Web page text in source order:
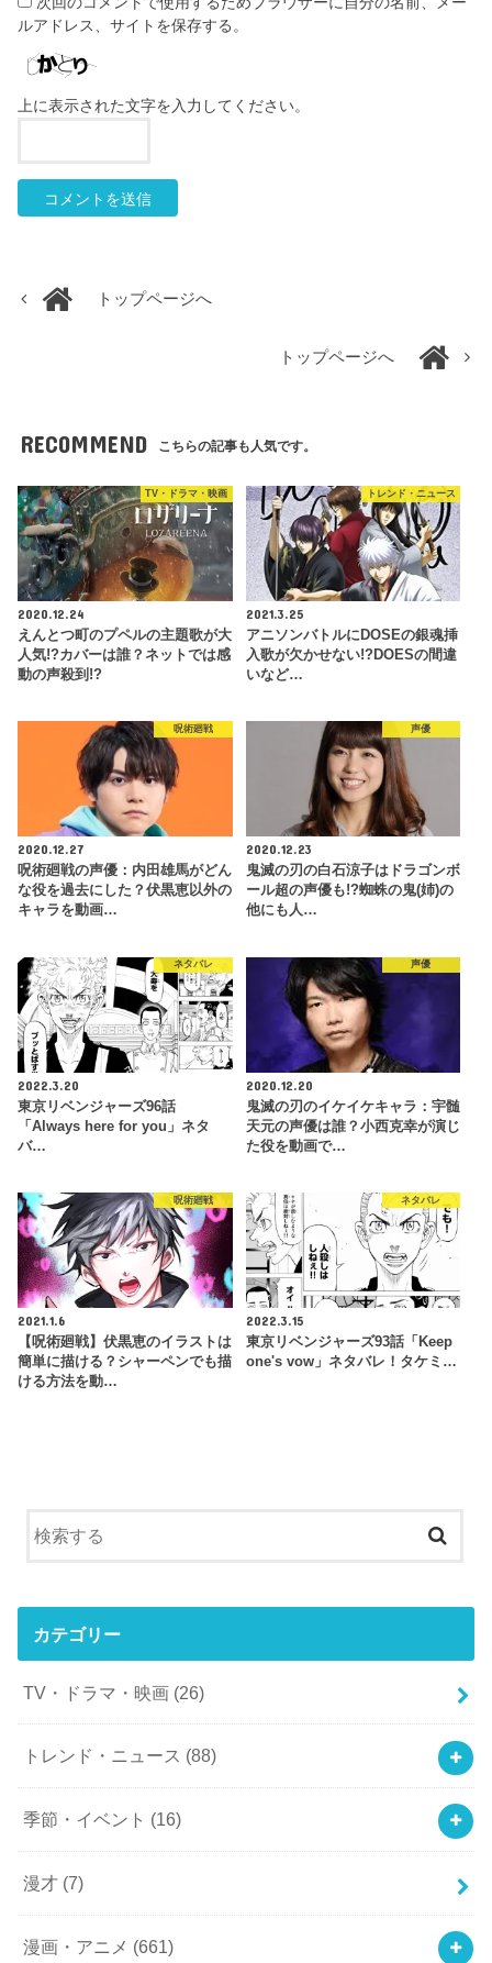
ルアドレス、サイトを保存する。
上に表示された文字を入力してください。
トップページへ
トップページへ
RECOMMEND こちらの記事も人気です。
TV・ドラマ・映画
2020.12.24
えんとつ町のプペルの主題歌が大
人気!?カバーは誰？ネットでは感
動の声殺到!?
トレンド・ニュース
2021.3.25
アニソンバトルにDOSEの銀魂挿
入歌が欠かせない!?DOESの間違
いなど…
呪術廻戦
2020.12.27
呪術廻戦の声優：内田雄馬がどん
な役を過去にした？伏黒恵以外の
キャラを動画…
声優
2020.12.23
鬼滅の刃の白石涼子はドラゴンボ
ール超の声優も!?蜘蛛の鬼(姉)の
他にも人…
ネタバレ
2022.3.20
東京リベンジャーズ96話
「Always here for you」ネタ
バ…
声優
2020.12.20
鬼滅の刃のイケイケキャラ：宇髄
天元の声優は誰？小西克幸が演じ
た役を動画で…
呪術廻戦
2021.1.6
【呪術廻戦】伏黒恵のイラストは
簡単に描ける？シャーペンでも描
ける方法を動…
ネタバレ
2022.3.15
東京リベンジャーズ93話「Keep
one's vow」ネタバレ！タケミ…
カテゴリー
TV・ドラマ・映画 (26)
トレンド・ニュース (88)
季節・イベント (16)
漫才 (7)
漫画・アニメ (661)